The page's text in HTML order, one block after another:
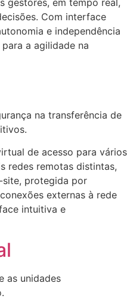
gestores, em tempo real,
Com interface
e independência
a agilidade na
na transferência de
de acesso para vários
redes remotas distintas,
protegida por
externas à rede
intuitiva e
as unidades